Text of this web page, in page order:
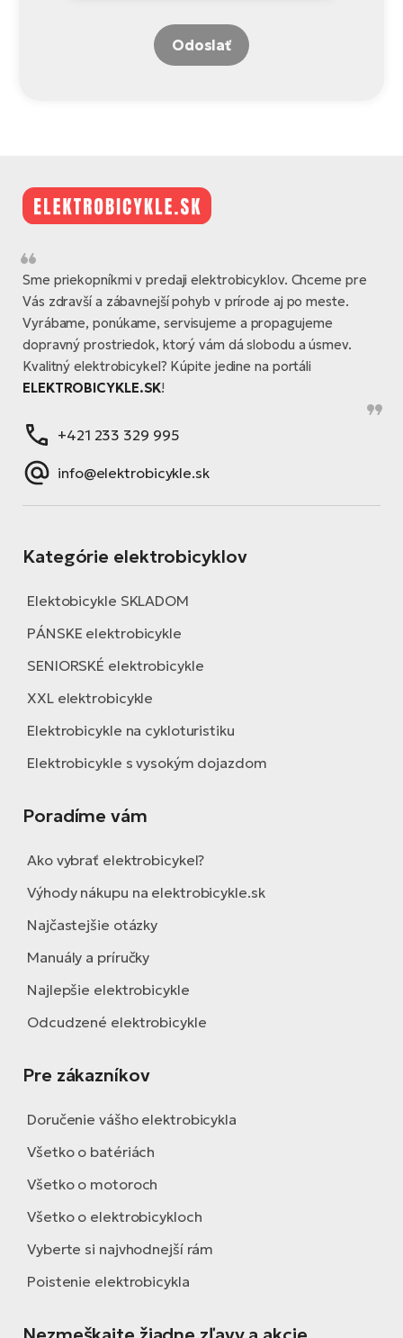
Odoslať
Sme priekopníkmi v predaji elektrobicyklov. Chceme pre
Vás zdravší a zábavnejší pohyb v prírode aj po meste.
Vyrábame, ponúkame, servisujeme a propagujeme
dopravný prostriedok, ktorý vám dá slobodu a úsmev.
Kvalitný elektrobicykel? Kúpite jedine na portáli
ELEKTROBICYKLE.SK!
+421 233 329 995
info@elektrobicykle.sk
Kategórie elektrobicyklov
Elektobicykle SKLADOM
PÁNSKE elektrobicykle
SENIORSKÉ elektrobicykle
XXL elektrobicykle
Elektrobicykle na cykloturistiku
Elektrobicykle s vysokým dojazdom
Poradíme vám
Ako vybrať elektrobicykel?
Výhody nákupu na elektrobicykle.sk
Najčastejšie otázky
Manuály a príručky
Najlepšie elektrobicykle
Odcudzené elektrobicykle
Pre zákazníkov
Doručenie vášho elektrobicykla
Všetko o batériách
Všetko o motoroch
Všetko o elektrobicykloch
Vyberte si najvhodnejší rám
Poistenie elektrobicykla